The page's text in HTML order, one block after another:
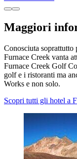
Maggiori
Conosciuta
Furnace Creek vanta
Furnace Creek Golf
golf e i ristoranti ma
Works e non solo.
Scopri tutti gli hotel a